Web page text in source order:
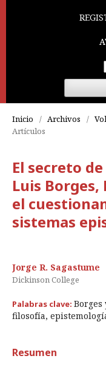
Inicio / Archivos /
Artículos
El secreto
Luis Borges,
el
sistemas
Jorge R. Sagastume
Dickinson College
Palabras clave: Borges
filosofía,
Resumen